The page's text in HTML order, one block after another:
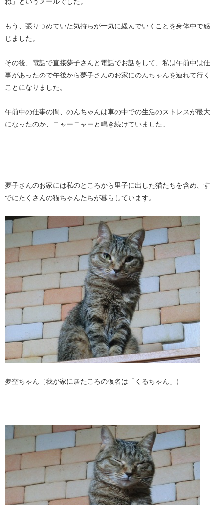
もう、張りつめていた気持ちが一気に緩んでいくことを身体中で感
じました。
その後、電話で直接夢子さんと電話でお話をして、私は午前中は仕
事があったので午後から夢子さんのお家にのんちゃんを連れて行く
ことになりました。
午前中の仕事の間、のんちゃんは車の中での生活のストレスが最大
になったのか、ニャーニャーと鳴き続けていました。
夢子さんのお家には私のところから里子に出した猫たちを含め、す
でにたくさんの猫ちゃんたちが暮らしています。
夢空ちゃん（我が家に居たころの仮名は「くるちゃん」）